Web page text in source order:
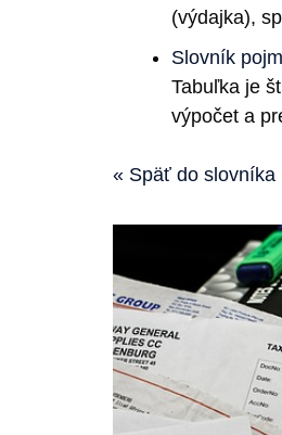
(výdajka),
Slovník
Tabuľka je
výpočet a
« Späť do slovníka